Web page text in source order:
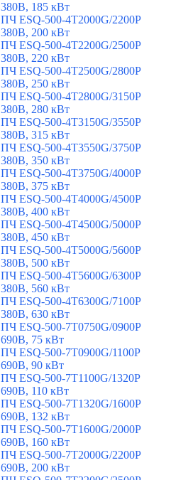
380В, 185 кВт
ПЧ ESQ-500-4T2000G/2200P
380В, 200 кВт
ПЧ ESQ-500-4T2200G/2500P
380В, 220 кВт
ПЧ ESQ-500-4T2500G/2800P
380В, 250 кВт
ПЧ ESQ-500-4T2800G/3150P
380В, 280 кВт
ПЧ ESQ-500-4T3150G/3550P
380В, 315 кВт
ПЧ ESQ-500-4T3550G/3750P
380В, 350 кВт
ПЧ ESQ-500-4T3750G/4000P
380В, 375 кВт
ПЧ ESQ-500-4T4000G/4500P
380В, 400 кВт
ПЧ ESQ-500-4T4500G/5000P
380В, 450 кВт
ПЧ ESQ-500-4T5000G/5600P
380В, 500 кВт
ПЧ ESQ-500-4T5600G/6300P
380В, 560 кВт
ПЧ ESQ-500-4T6300G/7100P
380В, 630 кВт
ПЧ ESQ-500-7T0750G/0900P
690В, 75 кВт
ПЧ ESQ-500-7T0900G/1100P
690В, 90 кВт
ПЧ ESQ-500-7T1100G/1320P
690В, 110 кВт
ПЧ ESQ-500-7T1320G/1600P
690В, 132 кВт
ПЧ ESQ-500-7T1600G/2000P
690В, 160 кВт
ПЧ ESQ-500-7T2000G/2200P
690В, 200 кВт